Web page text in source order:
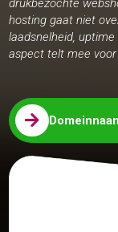
drukbezochte
hosting gaat niet
laadsnelheid,
aspect telt mee voor
